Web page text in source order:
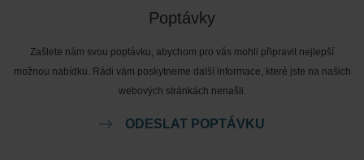
Poptávky
Zašlete nám svou poptávku, abychom pro vás mohli připravit nejlepší
možnou nabídku. Rádi vám poskytneme další informace, které jste na našich
webových stránkách nenašli.
ODESLAT POPTÁVKU